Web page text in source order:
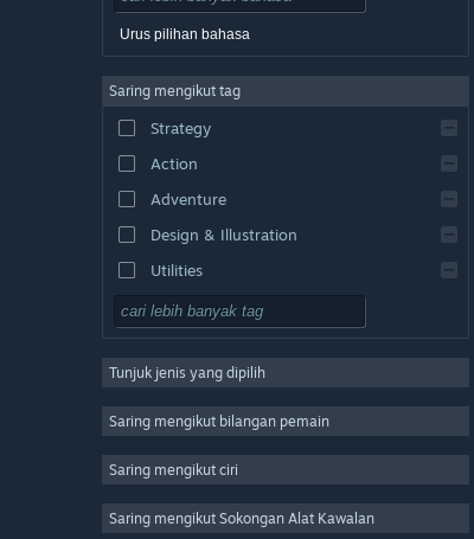
Urus pilihan bahasa
Saring mengikut tag
Strategy
Action
Adventure
Design & Illustration
Utilities
Free to Play
Massively Multiplayer
Casual
Simulation
Tunjuk jenis yang dipilih
Saring mengikut bilangan pemain
Saring mengikut ciri
Saring mengikut Sokongan Alat Kawalan